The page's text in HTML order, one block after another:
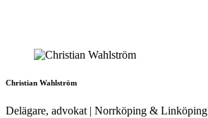
Christian Wahlström
Delägare, advokat | Norrköping & Linköping